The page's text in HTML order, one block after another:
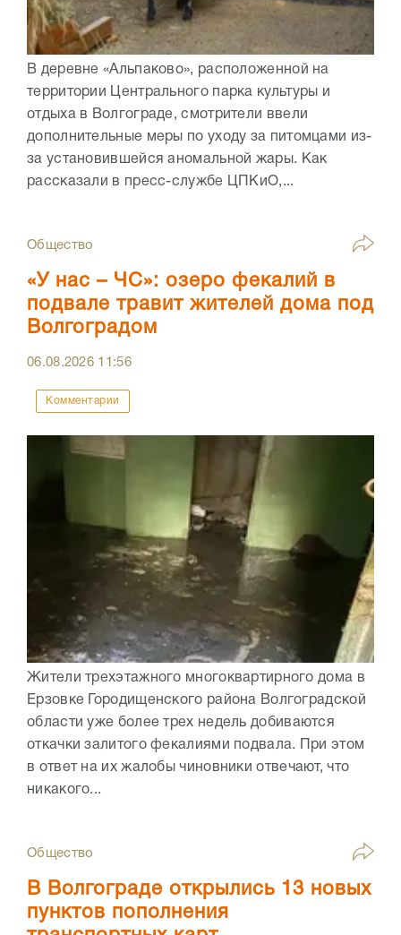
В деревне «Альпаково», расположенной на
территории Центрального парка культуры и
отдыха в Волгограде, смотрители ввели
дополнительные меры по уходу за питомцами из-
за установившейся аномальной жары. Как
рассказали в пресс-службе ЦПКиО,...
Общество
«У нас – ЧС»: озеро фекалий в
подвале травит жителей дома под
Волгоградом
06.08.2026 11:56
Комментарии
Жители трехэтажного многоквартирного дома в
Ерзовке Городищенского района Волгоградской
области уже более трех недель добиваются
откачки залитого фекалиями подвала. При этом
в ответ на их жалобы чиновники отвечают, что
никакого...
Общество
В Волгограде открылись 13 новых
пунктов пополнения